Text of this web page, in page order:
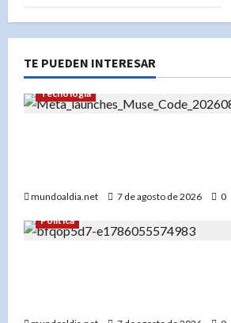
TE PUEDEN INTERESAR
Tecnología
mundoaldia.net 7 de agosto de 2026
0
Política